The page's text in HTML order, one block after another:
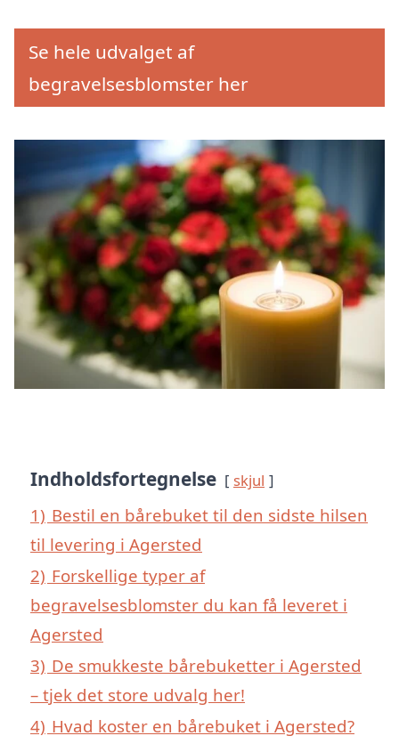
Se hele udvalget af
begravelsesblomster her
Indholdsfortegnelse skjul
1) Bestil en bårebuket til den sidste hilsen
til levering i Agersted
2) Forskellige typer af
begravelsesblomster du kan få leveret i
Agersted
3) De smukkeste bårebuketter i Agersted
– tjek det store udvalg her!
4) Hvad koster en bårebuket i Agersted?